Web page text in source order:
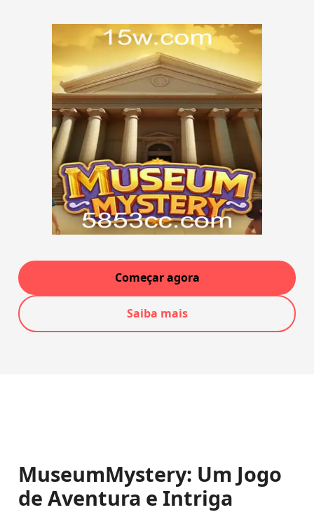
Começar agora
Saiba mais
MuseumMystery: Um Jogo
de Aventura e Intriga